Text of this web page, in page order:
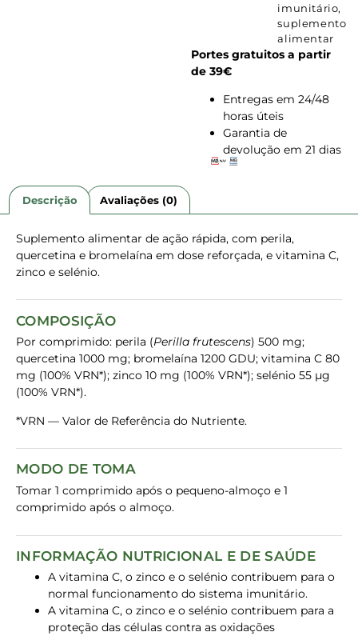
imunitário,
suplemento
alimentar
Portes gratuitos a partir
de 39€
Entregas em 24/48
horas úteis
Garantia de
devolução em 21 dias
Descrição Avaliações (0)
Suplemento alimentar de ação rápida, com perila,
quercetina e bromelaína em dose reforçada, e vitamina C,
zinco e selénio.
COMPOSIÇÃO
Por comprimido: perila (Perilla frutescens) 500 mg;
quercetina 1000 mg; bromelaína 1200 GDU; vitamina C 80
mg (100% VRN*); zinco 10 mg (100% VRN*); selénio 55 µg
(100% VRN*).
*VRN — Valor de Referência do Nutriente.
MODO DE TOMA
Tomar 1 comprimido após o pequeno-almoço e 1
comprimido após o almoço.
INFORMAÇÃO NUTRICIONAL E DE SAÚDE
A vitamina C, o zinco e o selénio contribuem para o
normal funcionamento do sistema imunitário.
A vitamina C, o zinco e o selénio contribuem para a
proteção das células contra as oxidações